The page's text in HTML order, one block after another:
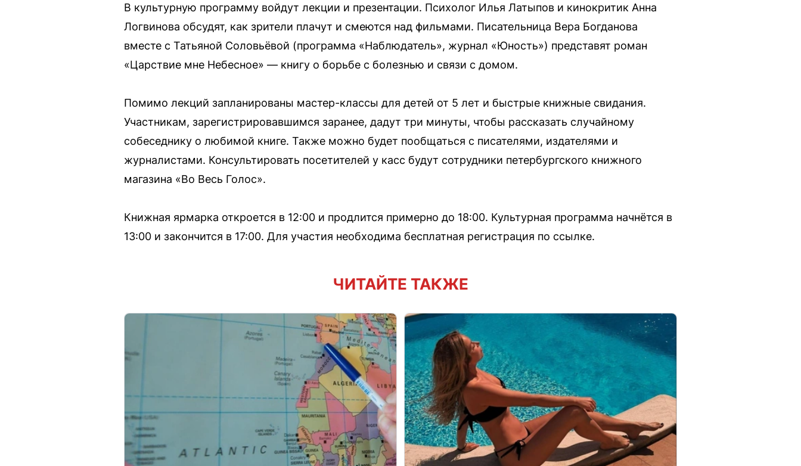
В культурную программу войдут лекции и презентации. Психолог Илья Латыпов и кинокритик Анна
Логвинова обсудят, как зрители плачут и смеются над фильмами. Писательница Вера Богданова
вместе с Татьяной Соловьёвой (программа «Наблюдатель», журнал «Юность») представят роман
«Царствие мне Небесное» — книгу о борьбе с болезнью и связи с домом.
Помимо лекций запланированы мастер-классы для детей от 5 лет и быстрые книжные свидания.
Участникам, зарегистрировавшимся заранее, дадут три минуты, чтобы рассказать случайному
собеседнику о любимой книге. Также можно будет пообщаться с писателями, издателями и
журналистами. Консультировать посетителей у касс будут сотрудники петербургского книжного
магазина «Во Весь Голос».
Книжная ярмарка откроется в 12:00 и продлится примерно до 18:00. Культурная программа начнётся в
13:00 и закончится в 17:00. Для участия необходима бесплатная регистрация по ссылке.
ЧИТАЙТЕ ТАКЖЕ